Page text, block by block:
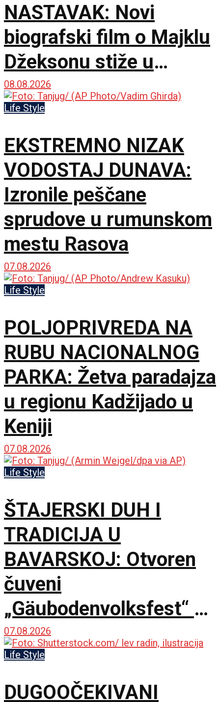
NASTAVAK: Novi
biografski film o Majklu
Džeksonu stiže u
bioskope
08.08.2026
Life Style
EKSTREMNO NIZAK
VODOSTAJ DUNAVA:
Izronile peščane
sprudove u rumunskom
mestu Rasova
07.08.2026
Life Style
POLJOPRIVREDA NA
RUBU NACIONALNOG
PARKA: Žetva paradajza
u regionu Kadžijado u
Keniji
07.08.2026
Life Style
ŠTAJERSKI DUH I
TRADICIJA U
BAVARSKOJ: Otvoren
čuveni
„Gäubodenvolksfest“ u
Štraubingu
07.08.2026
Life Style
DUGOOČEKIVANI